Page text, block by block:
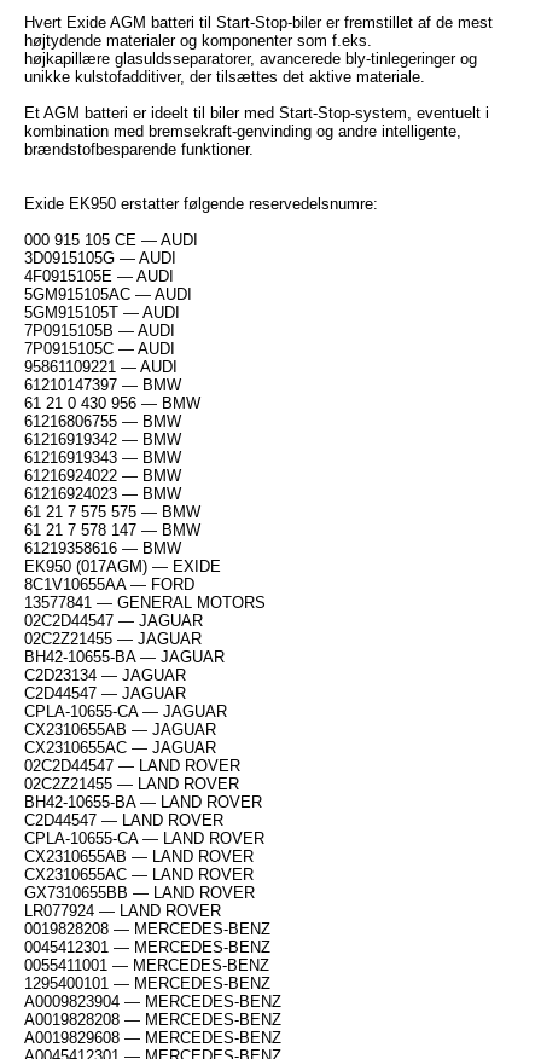
Hvert Exide AGM batteri til Start-Stop-biler er fremstillet af de mest
højtydende materialer og komponenter som f.eks.
højkapillære glasuldsseparatorer, avancerede bly-tinlegeringer og
unikke kulstofadditiver, der tilsættes det aktive materiale.
Et AGM batteri er ideelt til biler med Start-Stop-system, eventuelt i
kombination med bremsekraft-genvinding og andre intelligente,
brændstofbesparende funktioner.
Exide EK950 erstatter følgende reservedelsnumre:
000 915 105 CE — AUDI
3D0915105G — AUDI
4F0915105E — AUDI
5GM915105AC — AUDI
5GM915105T — AUDI
7P0915105B — AUDI
7P0915105C — AUDI
95861109221 — AUDI
61210147397 — BMW
61 21 0 430 956 — BMW
61216806755 — BMW
61216919342 — BMW
61216919343 — BMW
61216924022 — BMW
61216924023 — BMW
61 21 7 575 575 — BMW
61 21 7 578 147 — BMW
61219358616 — BMW
EK950 (017AGM) — EXIDE
8C1V10655AA — FORD
13577841 — GENERAL MOTORS
02C2D44547 — JAGUAR
02C2Z21455 — JAGUAR
BH42-10655-BA — JAGUAR
C2D23134 — JAGUAR
C2D44547 — JAGUAR
CPLA-10655-CA — JAGUAR
CX2310655AB — JAGUAR
CX2310655AC — JAGUAR
02C2D44547 — LAND ROVER
02C2Z21455 — LAND ROVER
BH42-10655-BA — LAND ROVER
C2D44547 — LAND ROVER
CPLA-10655-CA — LAND ROVER
CX2310655AB — LAND ROVER
CX2310655AC — LAND ROVER
GX7310655BB — LAND ROVER
LR077924 — LAND ROVER
0019828208 — MERCEDES-BENZ
0045412301 — MERCEDES-BENZ
0055411001 — MERCEDES-BENZ
1295400101 — MERCEDES-BENZ
A0009823904 — MERCEDES-BENZ
A0019828208 — MERCEDES-BENZ
A0019829608 — MERCEDES-BENZ